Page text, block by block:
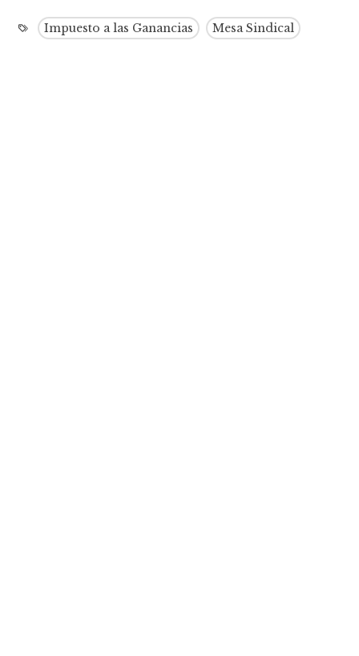
Impuesto a las Ganancias Mesa Sindical